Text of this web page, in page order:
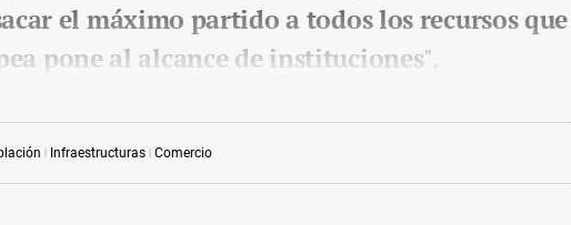
Infraestructuras Comercio
el máximo partido a todos los recursos que
pone al alcance de instituciones".